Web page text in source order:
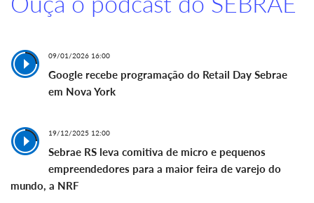
09/01/2026 16:00
Google recebe programação do Retail Day Sebrae
em Nova York
19/12/2025 12:00
Sebrae RS leva comitiva de micro e pequenos
empreendedores para a maior feira de varejo do
mundo, a NRF